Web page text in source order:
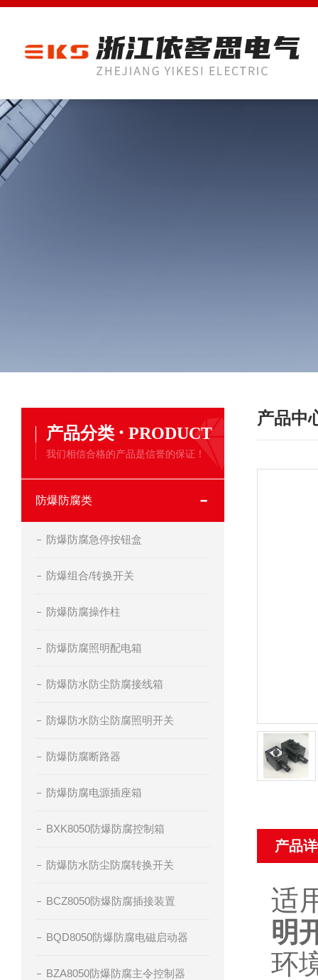
产品分类 · PRODUCT
我们相信合格的产品是信誉的保证！
防爆防腐类
防爆防腐急停按钮盒
防爆组合/转换开关
防爆防腐操作柱
防爆防腐照明配电箱
防爆防水防尘防腐接线箱
防爆防水防尘防腐照明开关
防爆防腐断路器
防爆防腐电源插座箱
BXK8050防爆防腐控制箱
防爆防水防尘防腐转换开关
BCZ8050防爆防腐插接装置
BQD8050防爆防腐电磁启动器
BZA8050防爆防腐主令控制器
产品中
产品
适
明
环